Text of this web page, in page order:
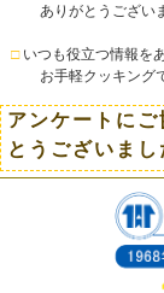
ありがとうございま
□いつも役立つ情報を
お手軽クッキングで
アンケートに
とうございまし